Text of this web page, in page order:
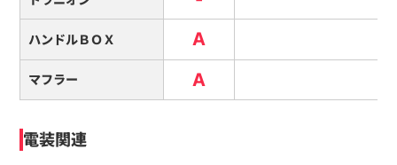
ハンドルＢＯＸ A
マフラー A
電装関連